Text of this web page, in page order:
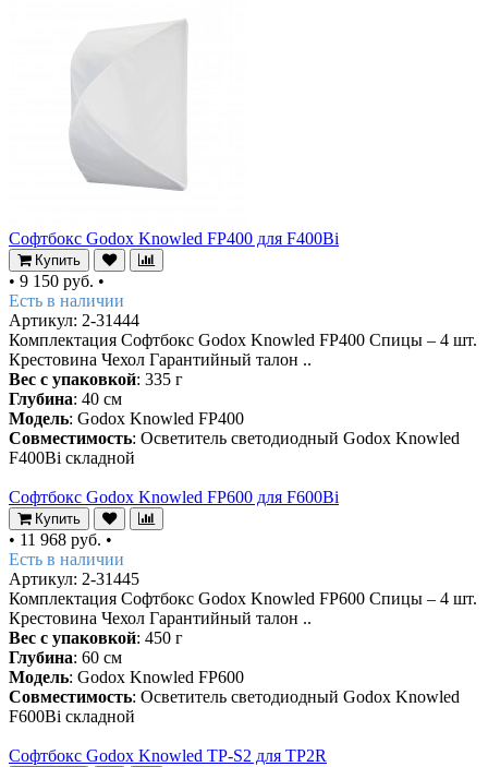
Софтбокс Godox Knowled FP400 для F400Bi
Купить
• 9 150 руб. •
Есть в наличии
Артикул: 2-31444
Комплектация Софтбокс Godox Knowled FP400 Спицы – 4 шт.
Крестовина Чехол Гарантийный талон ..
Вес с упаковкой: 335 г
Глубина: 40 см
Модель: Godox Knowled FP400
Совместимость: Осветитель светодиодный Godox Knowled
F400Bi складной
Софтбокс Godox Knowled FP600 для F600Bi
Купить
• 11 968 руб. •
Есть в наличии
Артикул: 2-31445
Комплектация Софтбокс Godox Knowled FP600 Спицы – 4 шт.
Крестовина Чехол Гарантийный талон ..
Вес с упаковкой: 450 г
Глубина: 60 см
Модель: Godox Knowled FP600
Совместимость: Осветитель светодиодный Godox Knowled
F600Bi складной
Софтбокс Godox Knowled TP-S2 для TP2R